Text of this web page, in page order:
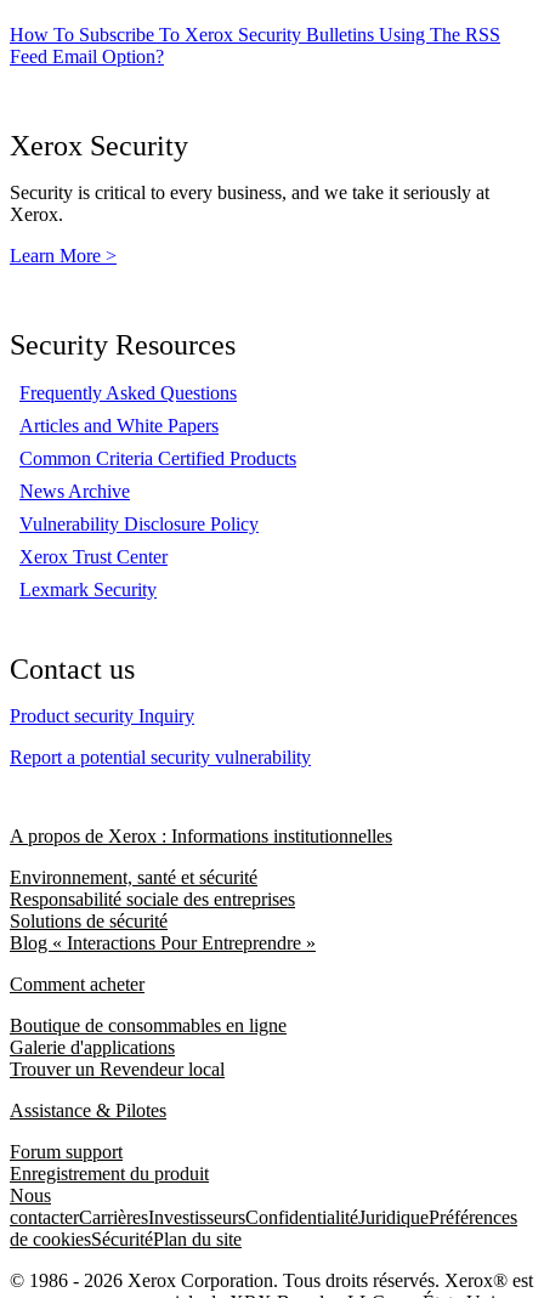
How To Subscribe To Xerox Security Bulletins Using The RSS
Feed Email Option?
Xerox Security
Security is critical to every business, and we take it seriously at
Xerox.
Learn More >
Security Resources
Frequently Asked Questions
Articles and White Papers
Common Criteria Certified Products
News Archive
Vulnerability Disclosure Policy
Xerox Trust Center
Lexmark Security
Contact us
Product security Inquiry
Report a potential security vulnerability
A propos de Xerox : Informations institutionnelles
Environnement, santé et sécurité
Responsabilité sociale des entreprises
Solutions de sécurité
Blog « Interactions Pour Entreprendre »
Comment acheter
Boutique de consommables en ligne
Galerie d'applications
Trouver un Revendeur local
Assistance & Pilotes
Forum support
Enregistrement du produit
Nous
contacterCarrièresInvestisseursConfidentialitéJuridiquePréférences
de cookiesSécuritéPlan du site
© 1986 - 2026 Xerox Corporation. Tous droits réservés. Xerox® est